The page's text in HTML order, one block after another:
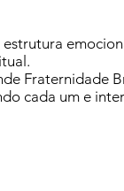
Fraternidade
cada um e